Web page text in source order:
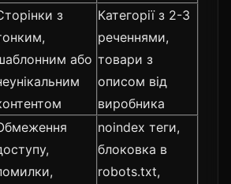
з
або
Категорії з 2-3
реченнями,
товари з
описом від
виробника
noindex теги,
блоковка в
robots.txt,